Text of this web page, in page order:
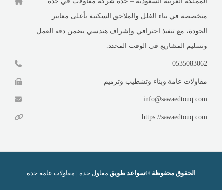
متخصصة في بناء الفلل والملاحق السكنية بأعلى معايير
الجودة، مع تنفيذ احترافي وإشراف هندسي يضمن دقة العمل
وتسليم المشاريع في الوقت المحدد.
0535083062
مقاولات عامة وبناء وتشطيب وترميم
info@sawaedtouq.com
https://sawaedtouq.com
الحقوق محفوظة ©سواعد طويق مقاول جدة | مقاولات عامة جدة